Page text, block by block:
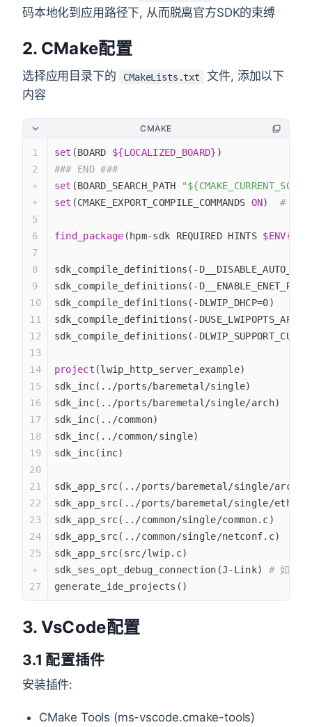
码本地化到应用路径下, 从而脱离官方SDK的束缚
2. CMake配置
选择应用目录下的 CMakeLists.txt
文件, 添加以下
内容
CMAKE
set (BOARD ${LOCALIZED_BOARD} )
### END ###
set (BOARD_SEARCH_PATH
set (CMAKE_EXPORT_COMPILE_COMMANDS ON) # 生
find_package (hpm-sdk REQUIRED HINTS
sdk_compile_definitions(-
sdk_compile_definitions(-
sdk_compile_definitions(-DLWIP_DHCP=0)
sdk_compile_definitions(-
sdk_compile_definitions(-
project (lwip_http_server_example)
sdk_inc(../ports/baremetal/single)
sdk_inc(../ports/baremetal/single/arch)
sdk_inc(../common)
sdk_inc(../common/single)
sdk_inc(inc)
sdk_app_src(../ports/baremetal/single/arch/
sdk_app_src(../ports/baremetal/single/
sdk_app_src(../common/single/common.c)
sdk_app_src(../common/single/netconf.c)
sdk_app_src(src/lwip.c)
sdk_ses_opt_debug_connection(J-Link) # 如果
generate_ide_projects()
3. VsCode配置
3.1 配置插件
安装插件:
CMake Tools (ms-vscode.cmake-tools)